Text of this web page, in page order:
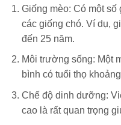
Giống mèo: Có một
các giống chó. Ví dụ,
đến 25 năm.
Môi trường sống: Một
bình có tuổi thọ
Chế độ dinh dưỡng:
cao là rất quan trọng